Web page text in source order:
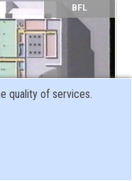
BFL
bemutató
quality of services.